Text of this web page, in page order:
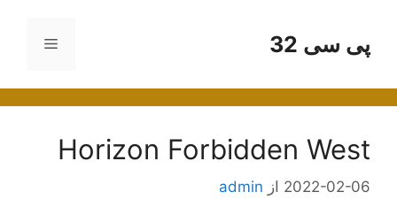
محتواپی سی 32 فهرست
Horizon Forbidden West
2022-02-06 از admin